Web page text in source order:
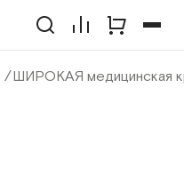
ШИРОКАЯ медицинская